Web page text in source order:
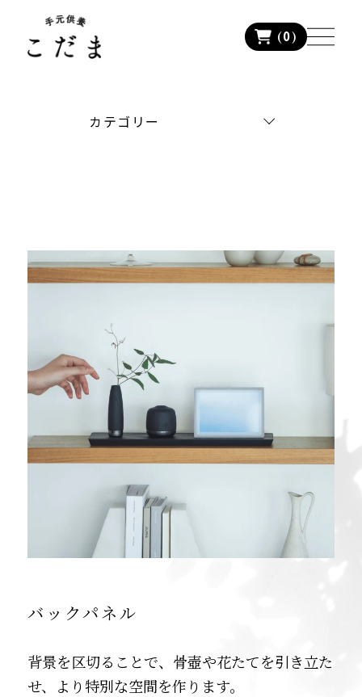
(0)
バックパネル
背景を区切ることで、骨壺や花たてを引き立た
せ、より特別な空間を作ります。
カテゴリー